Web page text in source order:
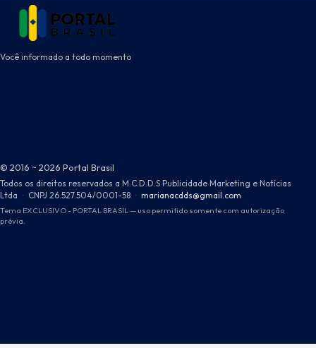
Você informado a todo momento
© 2016 ~ 2026 Portal Brasil
Todos os direitos reservados a M.C.D.D.S Publicidade Marketing e Notícias
Ltda · CNPJ 26.527.504/0001-58 · marianacdds@gmail.com
Tema EXCLUSIVO - PORTAL BRASIL — uso permitido somente com autorização
prévia.